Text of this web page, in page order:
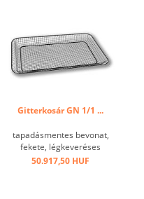
Gitterkosár GN 1/1 ...
tapadásmentes bevonat,
fekete, légkeveréses
sütőben való használatra ...
50.917,50 HUF